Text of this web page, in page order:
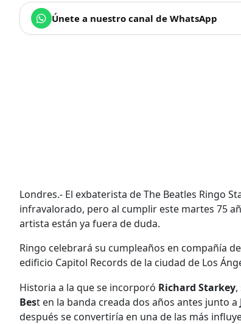
Únete a nuestro canal de WhatsApp
Londres.- El exbaterista de The Beatles Ringo
infravalorado, pero al cumplir este martes 75
artista están ya fuera de duda.
Ringo celebrará su cumpleaños en compañía
edificio Capitol Records de la ciudad de Los
Historia a la que se incorporó Richard Starkey
Best en la banda creada dos años antes junto a
después se convertiría en una de las más